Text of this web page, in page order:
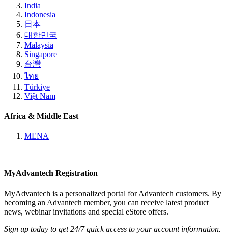
India
Indonesia
日本
대한민국
Malaysia
Singapore
台灣
ไทย
Türkiye
Việt Nam
Africa & Middle East
MENA
MyAdvantech Registration
MyAdvantech is a personalized portal for Advantech customers. By
becoming an Advantech member, you can receive latest product
news, webinar invitations and special eStore offers.
Sign up today to get 24/7 quick access to your account information.